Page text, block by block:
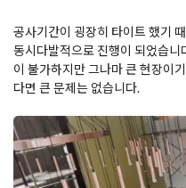
공사기간이 굉장히 타이트 했기
동시다발적으로 진행이 되었습니
이 불가하지만 그나마 큰 현장이
다면 큰 문제는 없습니다.